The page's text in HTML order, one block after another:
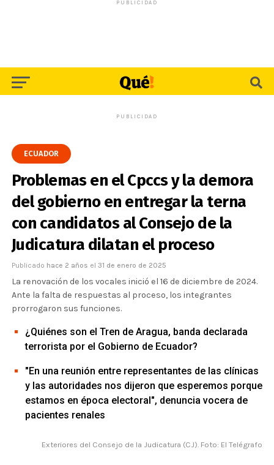
PUBLICIDAD
PUBLICIDAD
ECUADOR
Problemas en el Cpccs y la demora
del gobierno en entregar la terna
con candidatos al Consejo de la
Judicatura dilatan el proceso
Publicado hace 2 años el 31 de enero de 2025
La renovación de los vocales inició el 16 de diciembre de 2024.
Ante la falta de respuestas al proceso, los integrantes
prorrogaron sus funciones.
¿Quiénes son el Tren de Aragua, banda declarada
terrorista por el Gobierno de Ecuador?
"En una reunión entre representantes de las clínicas
y las autoridades nos dijeron que esperemos porque
estamos en época electoral", denuncia vocera de
pacientes renales
Exteriores del Consejo de la Judicatura (CJ). Foto: El Telégrafo